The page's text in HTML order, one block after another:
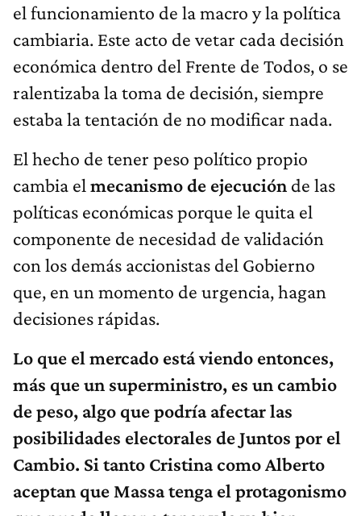
el funcionamiento de la macro y la política
cambiaria. Este acto de vetar cada decisión
económica dentro del Frente de Todos, o se
ralentizaba la toma de decisión, siempre
estaba la tentación de no modificar nada.
El hecho de tener peso político propio
cambia el mecanismo de ejecución de las
políticas económicas porque le quita el
componente de necesidad de validación
con los demás accionistas del Gobierno
que, en un momento de urgencia, hagan
decisiones rápidas.
Lo que el mercado está viendo entonces,
más que un superministro, es un cambio
de peso, algo que podría afectar las
posibilidades electorales de Juntos por el
Cambio. Si tanto Cristina como Alberto
aceptan que Massa tenga el protagonismo